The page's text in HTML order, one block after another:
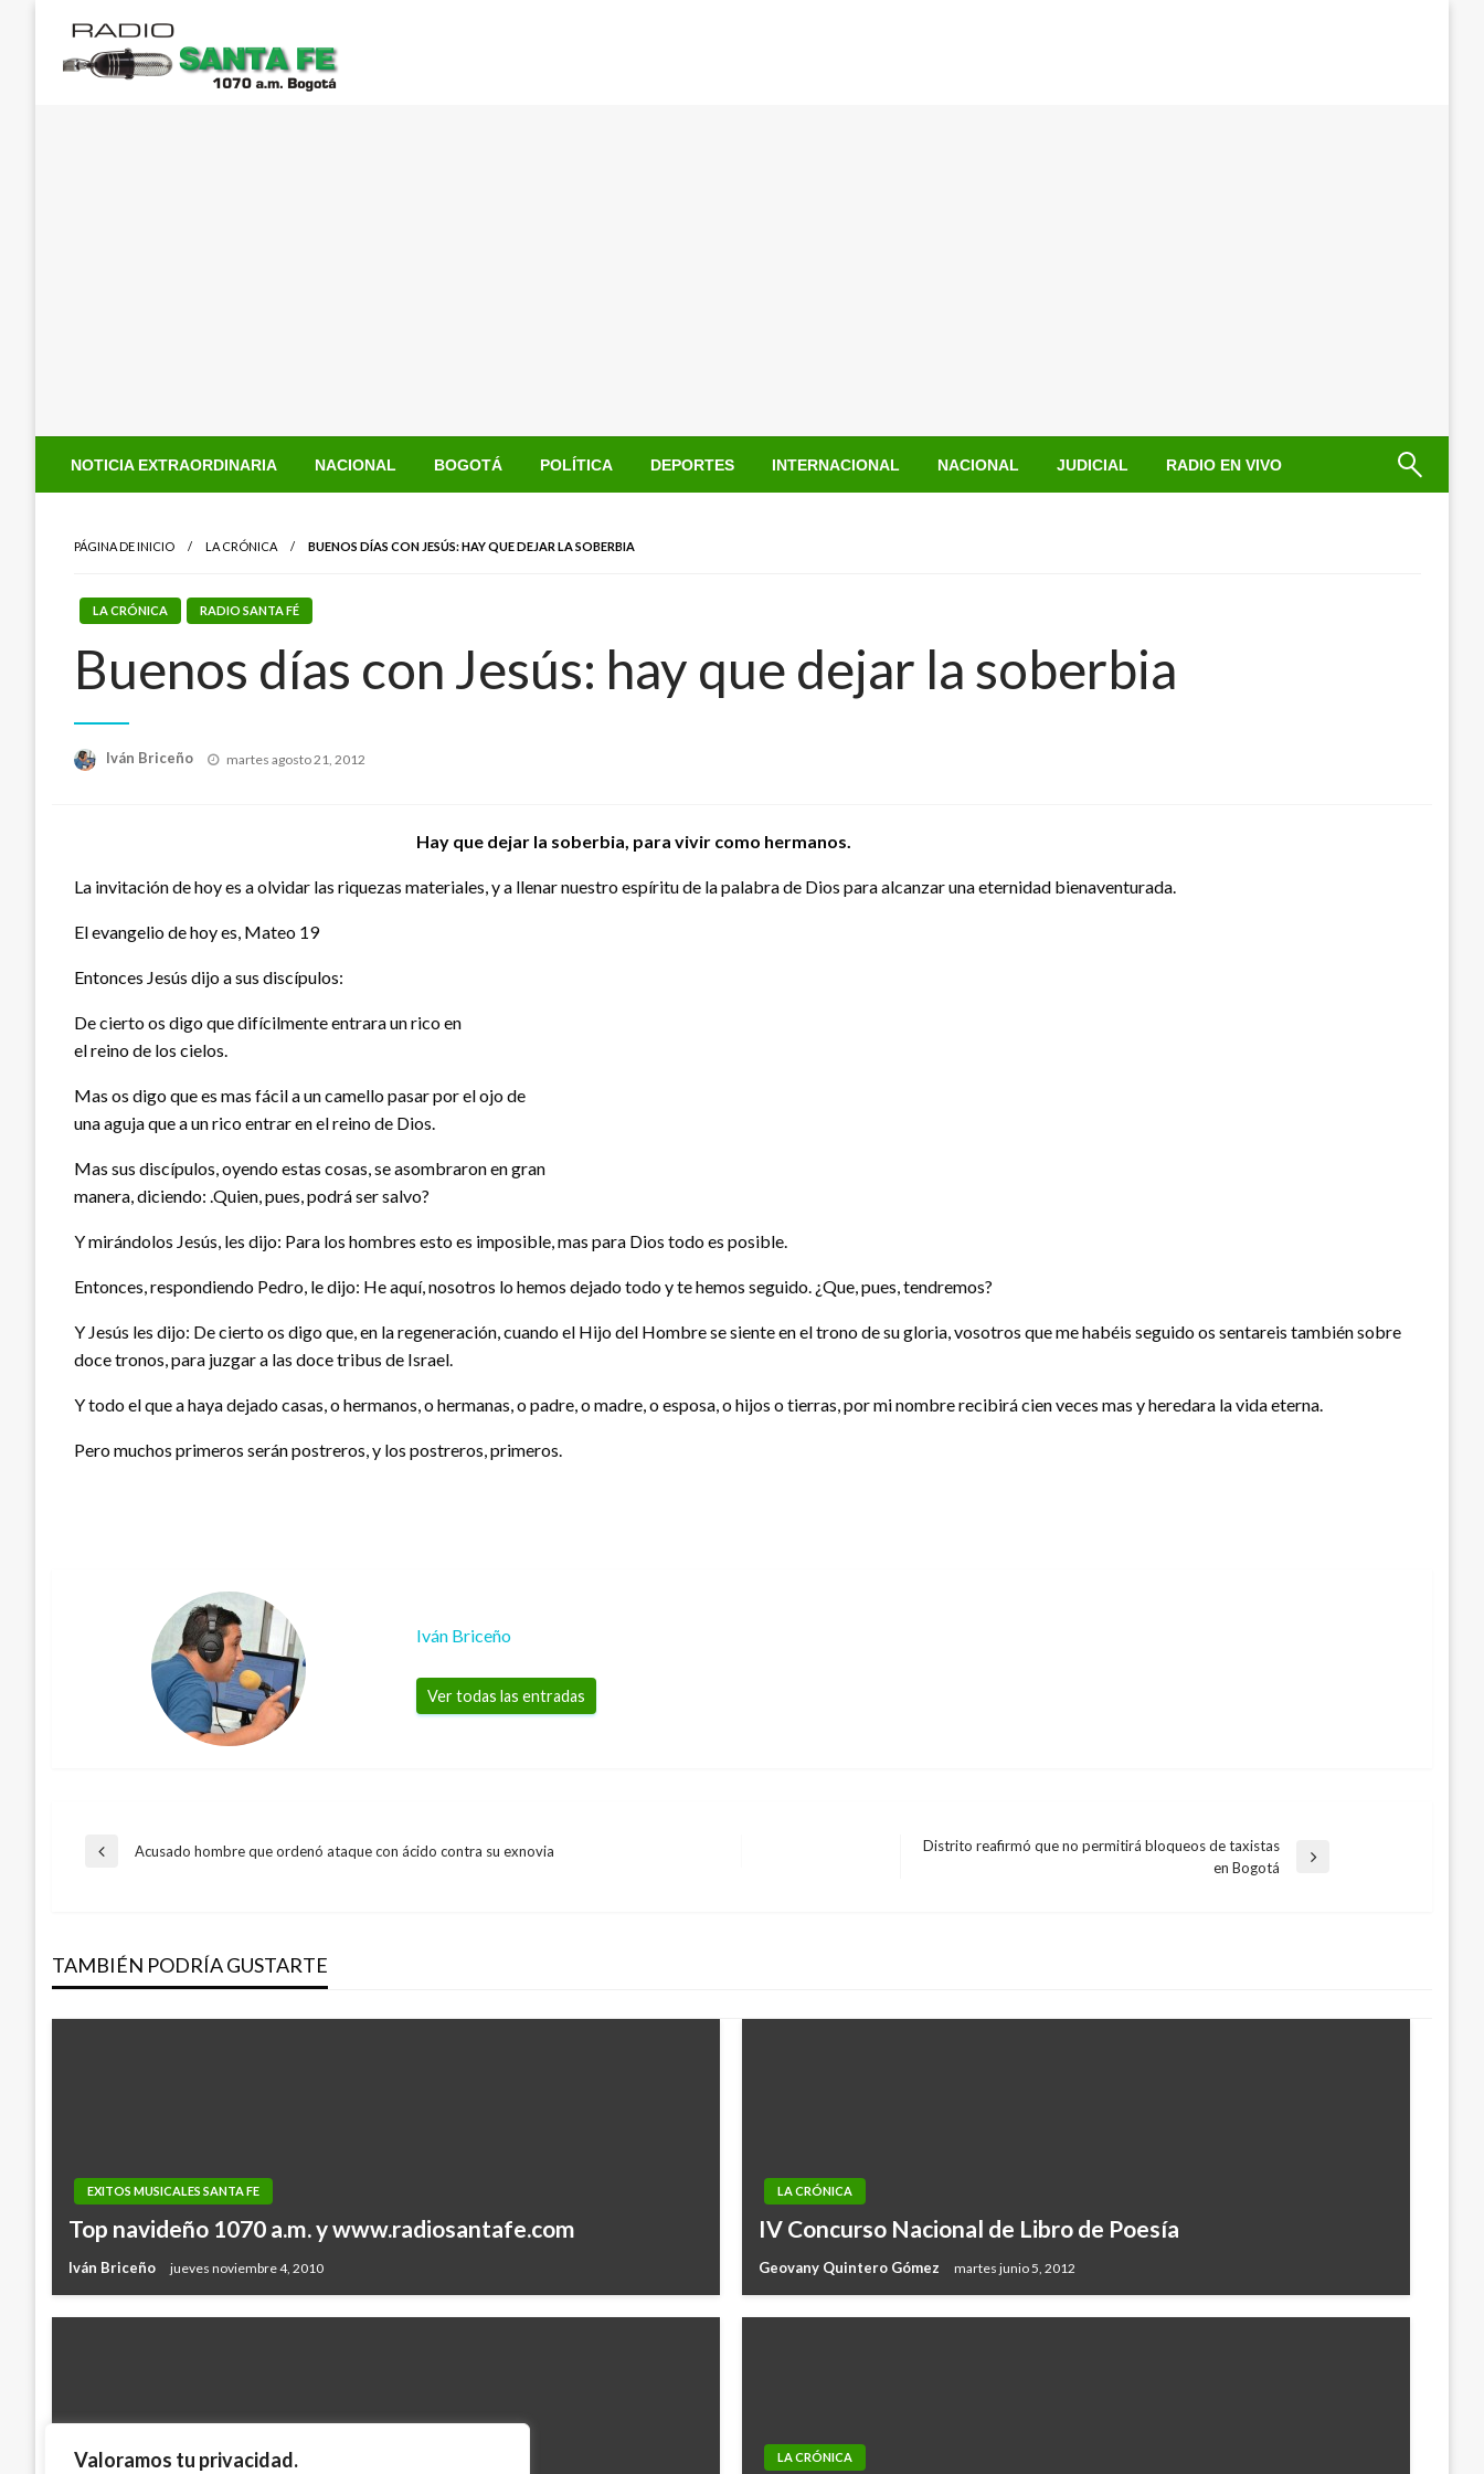
Valoramos tu privacidad.
contenido
NOTICIA EXTRAORDINARIA NACIONAL BOGOTÁ POLÍTICA DEPORTES INTERNACIONAL NACIONAL JUDICIAL RADIO EN VIVO
PÁGINA DE INICIO LA CRÓNICA BUENOS DÍAS CON JESÚS: HAY QUE DEJAR LA SOBERBIA
LA CRÓNICA RADIO SANTA FÉ
Buenos días con Jesús: hay que dejar la soberbia
Iván Briceño
Publicado
martes agosto 21, 2012
Hay que dejar la soberbia, para vivir como hermanos.
La invitación de hoy es a olvidar las riquezas materiales, y a llenar nuestro espíritu de la palabra de Dios para alcanzar una eternidad bienaventurada.
El evangelio de hoy es, Mateo 19
Entonces Jesús dijo a sus discípulos:
De cierto os digo que difícilmente entrara un rico en
el reino de los cielos.
Mas os digo que es mas fácil a un camello pasar por el ojo de
una aguja que a un rico entrar en el reino de Dios.
Mas sus discípulos, oyendo estas cosas, se asombraron en gran
manera, diciendo: .Quien, pues, podrá ser salvo?
Y mirándolos Jesús, les dijo: Para los hombres esto es imposible, mas para Dios todo es posible.
Entonces, respondiendo Pedro, le dijo: He aquí, nosotros lo hemos dejado todo y te hemos seguido. ¿Que, pues, tendremos?
Y Jesús les dijo: De cierto os digo que, en la regeneración, cuando el Hijo del Hombre se siente en el trono de su gloria, vosotros que me habéis seguido os sentareis también sobre
doce tronos, para juzgar a las doce tribus de Israel.
Y todo el que a haya dejado casas, o hermanos, o hermanas, o padre, o madre, o esposa, o hijos o tierras, por mi nombre recibirá cien veces mas y heredara la vida eterna.
Pero muchos primeros serán postreros, y los postreros, primeros.
Iván Briceño
Ver todas las entradas
Navegación
entradas
Entrada
Acusado hombre que ordenó ataque con ácido contra su exnovia
Distrito reafirmó que no permitirá bloqueos de taxistas
en Bogotá
TAMBIÉN PODRÍA GUSTARTE
EXITOS MUSICALES SANTA FE
Top navideño 1070 a.m. y www.radiosantafe.com
Iván Briceño jueves noviembre 4, 2010
LA CRÓNICA
IV Concurso Nacional de Libro de Poesía
Geovany Quintero Gómez martes junio 5, 2012
LA CRÓNICA